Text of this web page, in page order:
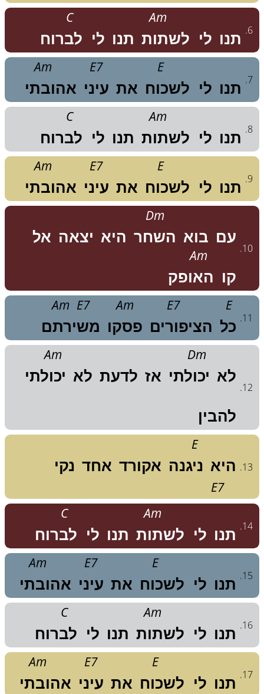
6
. תנו לי
Am
לשתות תנו לי
C
לברוח
7
. תנו לי
E
לשכוח את
E7
עיני
Am
אהובתי
8
. תנו לי
Am
לשתות תנו לי
C
לברוח
9
. תנו לי
E
לשכוח את
E7
עיני
Am
אהובתי
10
.
עם בוא
Dm
השחר היא יצאה אל
קו
Am
האופק
11
.
E
כל
E7
הציפורים
Am
פסקו
E7
Am
משירתם
12
.
לא
Dm
יכולתי אז לדעת לא
Am
יכולתי
להבין
13
. היא
E
ניגנה אקורד אחד נקי
E7
14
. תנו לי
Am
לשתות תנו לי
C
לברוח
15
. תנו לי
E
לשכוח את
E7
עיני
Am
אהובתי
16
. תנו לי
Am
לשתות תנו לי
C
לברוח
17
. תנו לי
E
לשכוח את
E7
עיני
Am
אהובתי